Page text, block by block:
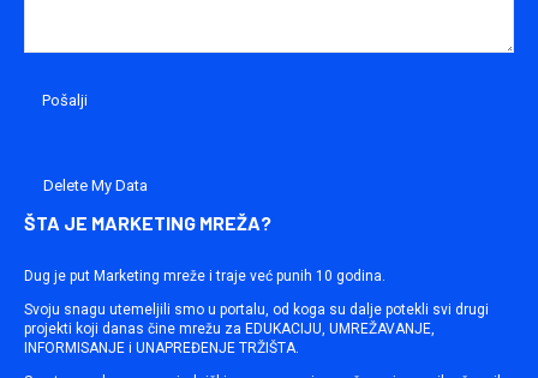
Delete My Data
ŠTA JE MARKETING MREŽA?
Dug je put Marketing mreže i traje već punih 10 godina.
Svoju snagu utemeljili smo u portalu, od koga su dalje potekli svi drugi
projekti koji danas čine mrežu za EDUKACIJU, UMREŽAVANJE,
INFORMISANJE i UNAPREĐENJE TRŽIŠTA.